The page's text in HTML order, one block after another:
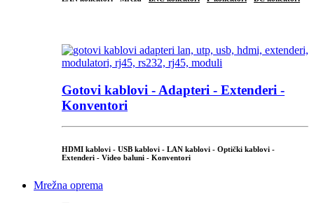
Gotovi kablovi - Adapteri - Extenderi -
Konventori
HDMI kablovi - USB kablovi - LAN kablovi - Optički kablovi -
Extenderi - Video baluni - Konventori
Mrežna oprema